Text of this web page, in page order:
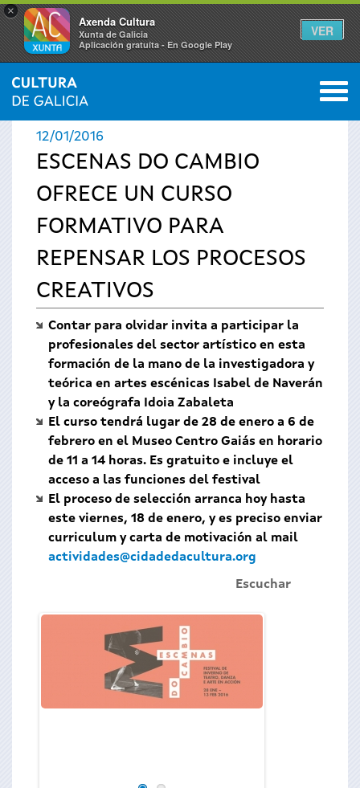
×
Axenda Cultura
Xunta de Galicia
Aplicación gratuíta - En Google Play
VER
Se
encuentra
usted
aquí
INICIO › ACTUALIDAD 0
12/01/2016
ESCENAS DO CAMBIO
OFRECE UN CURSO
FORMATIVO PARA
REPENSAR LOS PROCESOS
CREATIVOS
Contar para olvidar invita a participar la
profesionales del sector artístico en esta
formación de la mano de la investigadora y
teórica en artes escénicas Isabel de Naverán
y la coreógrafa Idoia Zabaleta
El curso tendrá lugar de 28 de enero a 6 de
febrero en el Museo Centro Gaiás en horario
de 11 a 14 horas. Es gratuito e incluye el
acceso a las funciones del festival
El proceso de selección arranca hoy hasta
este viernes, 18 de enero, y es preciso enviar
curriculum y carta de motivación al mail
actividades@cidadedacultura.org
Escuchar